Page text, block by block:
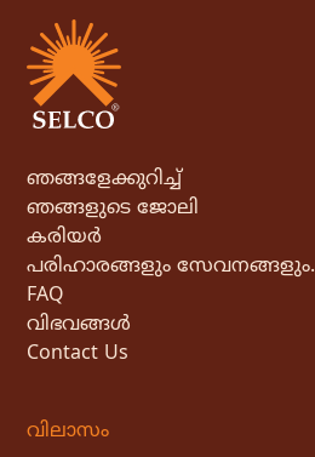
ഞങ്ങളേക്കുറിച്ച്
ഞങ്ങളുടെ ജോലി
കരിയർ
പരിഹാരങ്ങളും സേവനങ്ങളും.
FAQ
വിഭവങ്ങൾ
Contact Us
വിലാസം